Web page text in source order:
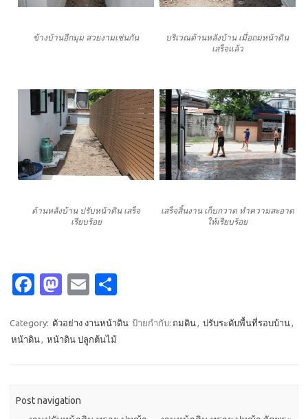
ข้างบ้านอีกมุม สวยงามเช่นกัน
บริเวณด้านหลังบ้าน เมื่อถมหน้าดิน
เสร็จแล้ว
ด้านหลังบ้าน ปรับหน้าดิน เสร็จ
เรียบร้อย
เสร็จสิ้นงาน เก็บกวาด ทำความสะอาด
ให้เรียบร้อย
Fa
e
b
o
M
t
o
o
E
ail ar
Category: ตัวอย่าง งานหน้าดิน ป้ายกำกับ: ถมดิน ปรับระดับพื้นที่รอบบ้าน
หน้าดิน
หน้าดิน ปลูกต้นไม้
Post navigation